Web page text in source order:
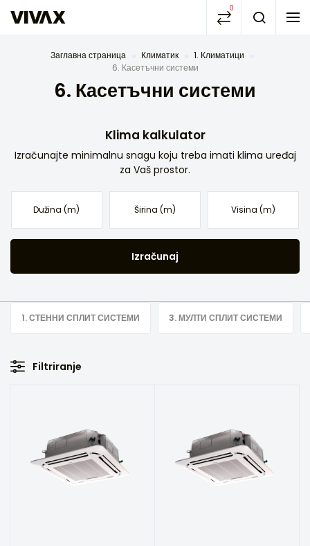
0
Заглавна страница Климатик
1. Климатици
6. Касетъчни системи
6. Касетъчни системи
Klima kalkulator
Izračunajte minimalnu snagu koju treba imati klima uređaj
za Vaš prostor.
Izračunaj
1. СТЕННИ СПЛИТ СИСТЕМИ 3. МУЛТИ СПЛИТ СИСТЕМИ
Filtriranje